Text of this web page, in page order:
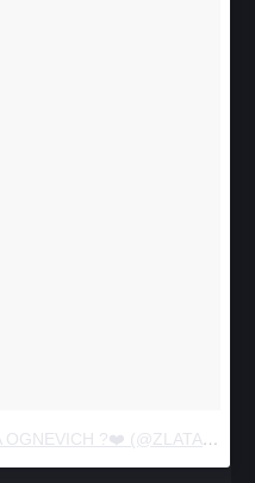
ФОТО ОПУБЛИКОВАНО ZLATA OGNEVICH ?❤️ (@ZLATAOGNEVICH_MUSIC)